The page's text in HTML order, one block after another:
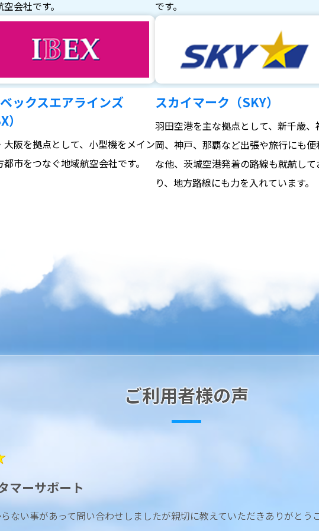
会社です。
です。
ックスエアラインズ
）
大阪を拠点として、小型機をメイン
都市をつなぐ地域航空会社です。
スカイマーク（SKY）
羽田空港を主な拠点として、新千歳、
岡、神戸、那覇など出張や旅行にも便
な他、茨城空港発着の路線も就航して
り、地方路線にも力を入れています。
ご利用者様の声
マーサポート
ない事があって問い合わせしましたが親切に教えていただきありがとう